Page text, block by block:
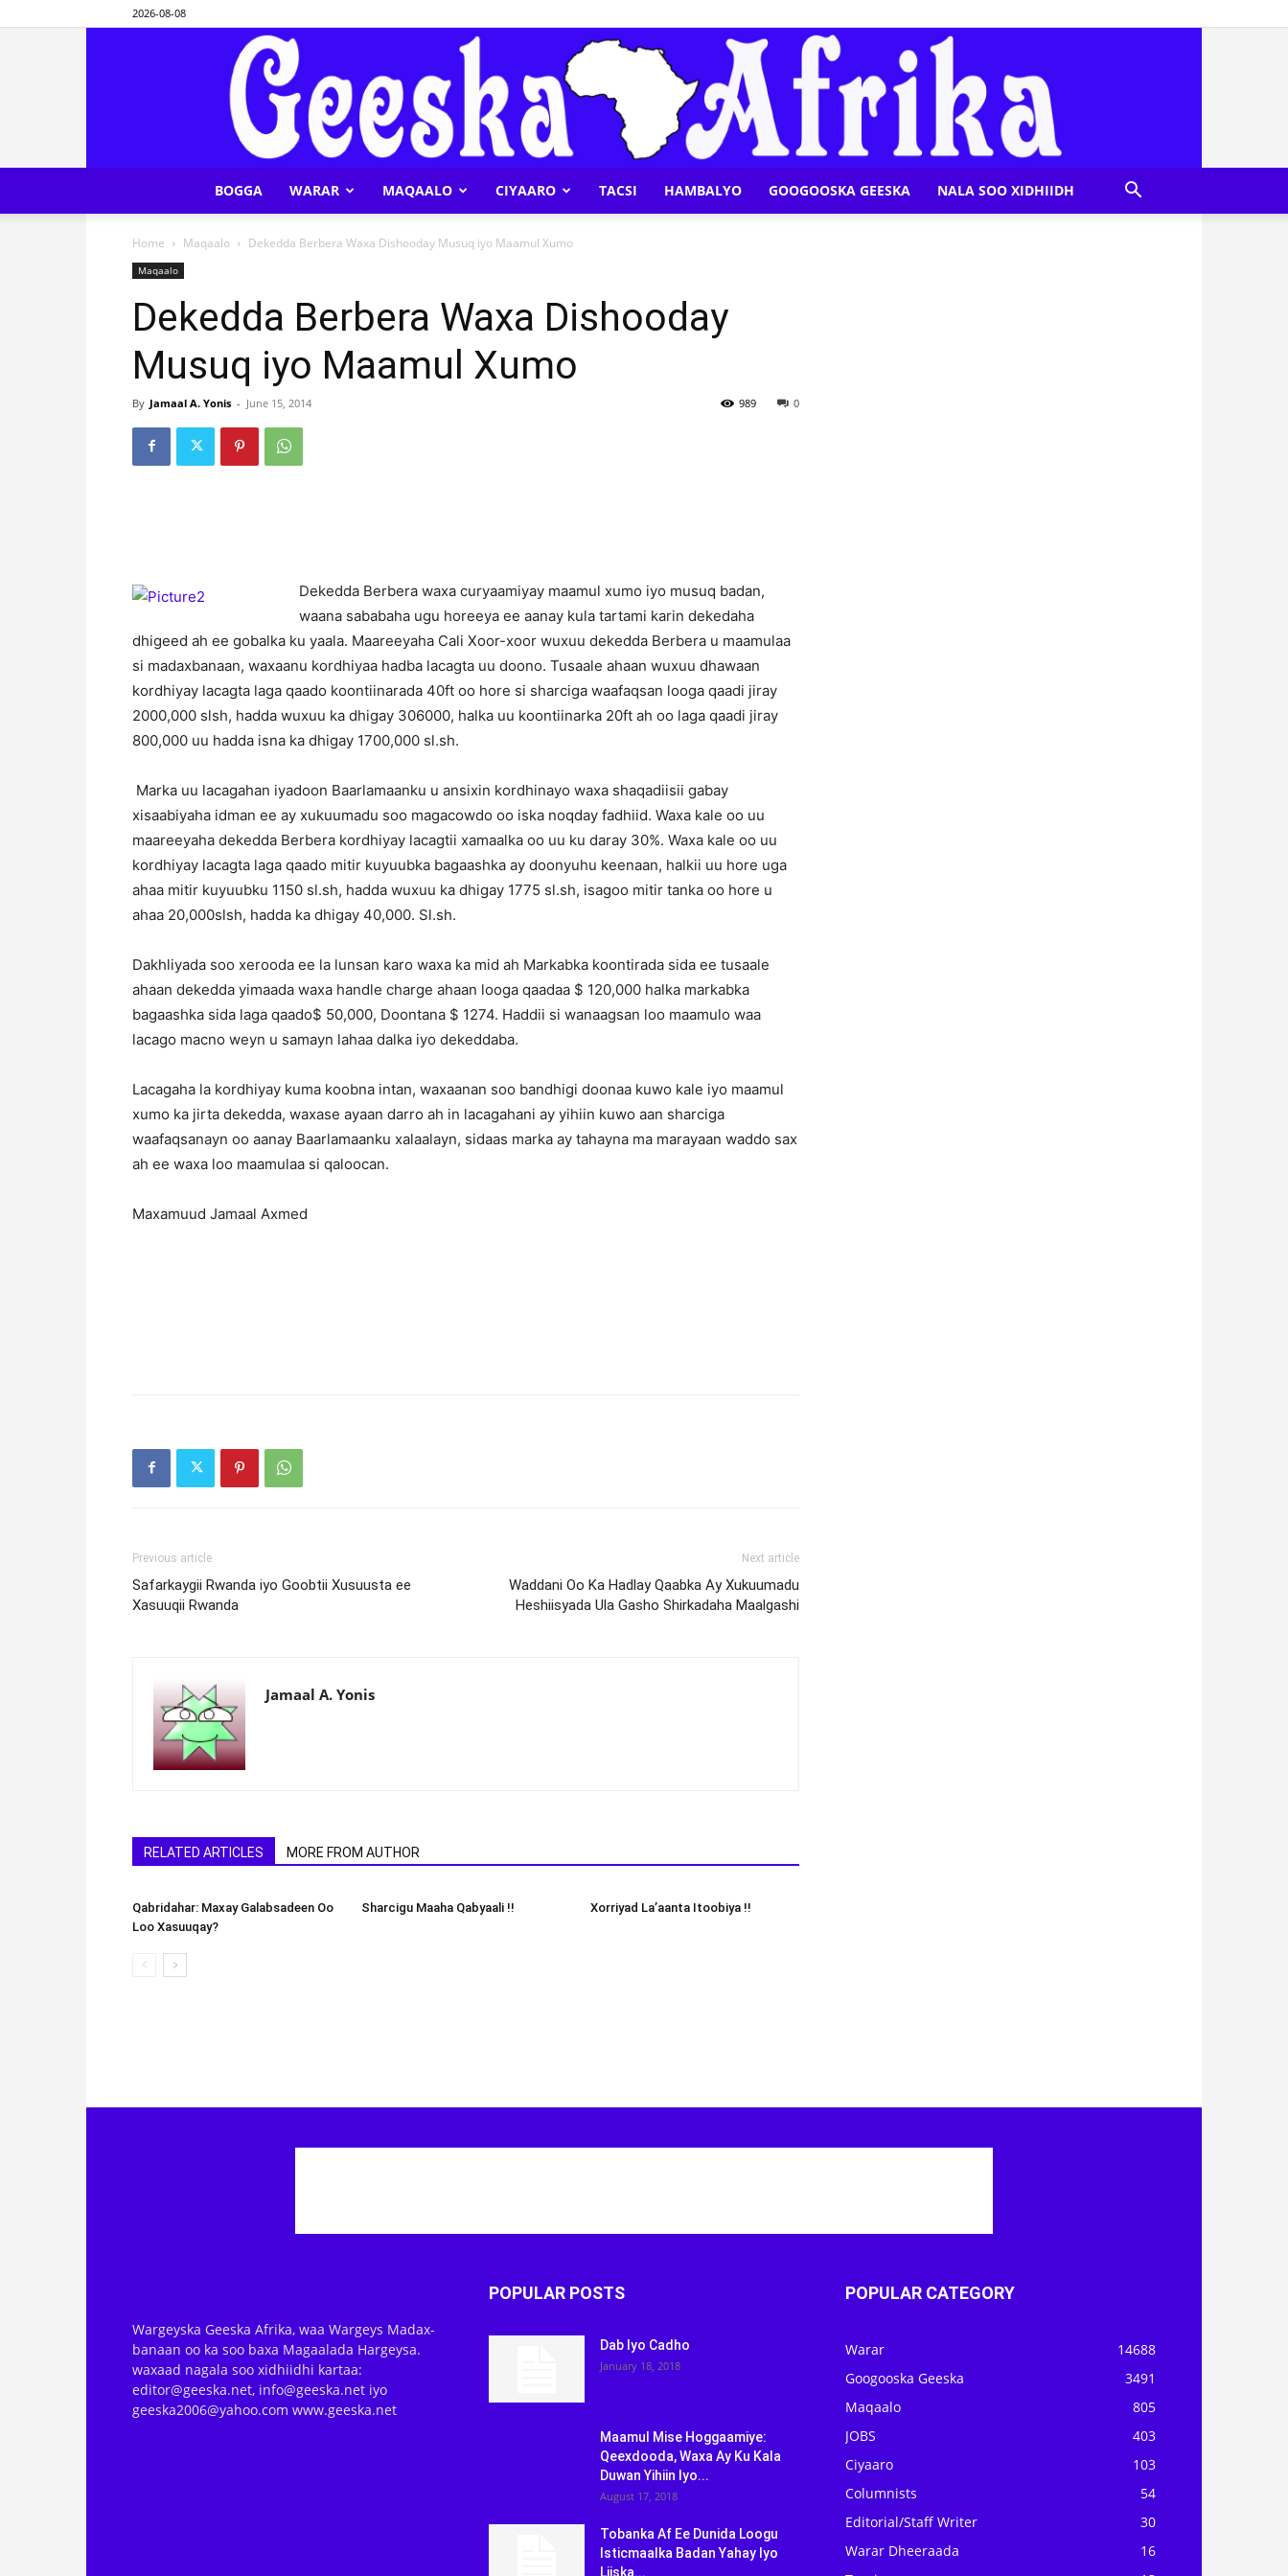
2026-08-08
BOGGA WARAR MAQAALO CIYAARO TACSI HAMBALYO GOOGOOSKA GEESKA NALA SOO XIDHIIDH
Home Maqaalo Dekedda Berbera Waxa Dishooday Musuq iyo Maamul Xumo
Maqaalo
Dekedda Berbera Waxa Dishooday
Musuq iyo Maamul Xumo
By Jamaal A. Yonis - June 15, 2014 0
989
Dekedda Berbera waxa curyaamiyay maamul xumo iyo musuq badan,
waana sababaha ugu horeeya ee aanay kula tartami karin dekedaha
dhigeed ah ee gobalka ku yaala. Maareeyaha Cali Xoor-xoor wuxuu dekedda Berbera u maamulaa
si madaxbanaan, waxaanu kordhiyaa hadba lacagta uu doono. Tusaale ahaan wuxuu dhawaan
kordhiyay lacagta laga qaado koontiinarada 40ft oo hore si sharciga waafaqsan looga qaadi jiray
2000,000 slsh, hadda wuxuu ka dhigay 306000, halka uu koontiinarka 20ft ah oo laga qaadi jiray
800,000 uu hadda isna ka dhigay 1700,000 sl.sh.
Marka uu lacagahan iyadoon Baarlamaanku u ansixin kordhinayo waxa shaqadiisii gabay
xisaabiyaha idman ee ay xukuumadu soo magacowdo oo iska noqday fadhiid. Waxa kale oo uu
maareeyaha dekedda Berbera kordhiyay lacagtii xamaalka oo uu ku daray 30%. Waxa kale oo uu
kordhiyay lacagta laga qaado mitir kuyuubka bagaashka ay doonyuhu keenaan, halkii uu hore uga
ahaa mitir kuyuubku 1150 sl.sh, hadda wuxuu ka dhigay 1775 sl.sh, isagoo mitir tanka oo hore u
ahaa 20,000slsh, hadda ka dhigay 40,000. Sl.sh.
Dakhliyada soo xerooda ee la lunsan karo waxa ka mid ah Markabka koontirada sida ee tusaale
ahaan dekedda yimaada waxa handle charge ahaan looga qaadaa $ 120,000 halka markabka
bagaashka sida laga qaado$ 50,000, Doontana $ 1274. Haddii si wanaagsan loo maamulo waa
lacago macno weyn u samayn lahaa dalka iyo dekeddaba.
Lacagaha la kordhiyay kuma koobna intan, waxaanan soo bandhigi doonaa kuwo kale iyo maamul
xumo ka jirta dekedda, waxase ayaan darro ah in lacagahani ay yihiin kuwo aan sharciga
waafaqsanayn oo aanay Baarlamaanku xalaalayn, sidaas marka ay tahayna ma marayaan waddo sax
ah ee waxa loo maamulaa si qaloocan.
Maxamuud Jamaal Axmed
Previous article
Safarkaygii Rwanda iyo Goobtii Xusuusta ee
Xasuuqii Rwanda
Next article
Waddani Oo Ka Hadlay Qaabka Ay Xukuumadu
Heshiisyada Ula Gasho Shirkadaha Maalgashi
Jamaal A. Yonis
RELATED ARTICLES MORE FROM AUTHOR
Qabridahar: Maxay Galabsadeen Oo
Loo Xasuuqay?
Sharcigu Maaha Qabyaali !! Xorriyad La’aanta Itoobiya !!
Wargeyska Geeska Afrika, waa Wargeys Madax-
banaan oo ka soo baxa Magaalada Hargeysa.
waxaad nagala soo xidhiidhi kartaa:
editor@geeska.net, info@geeska.net iyo
geeska2006@yahoo.com www.geeska.net
POPULAR POSTS
Dab Iyo Cadho
January 18, 2018
Maamul Mise Hoggaamiye:
Qeexdooda, Waxa Ay Ku Kala
Duwan Yihiin Iyo...
August 17, 2018
Tobanka Af Ee Dunida Loogu
Isticmaalka Badan Yahay Iyo
Liiska...
POPULAR CATEGORY
Warar
14688
Googooska Geeska
3491
Maqaalo
805
JOBS
403
Ciyaaro
103
Columnists
54
Editorial/Staff Writer
30
Warar Dheeraada
16